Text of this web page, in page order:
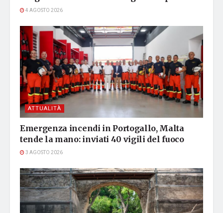
4 AGOSTO 2026
ATTUALITÀ
Emergenza incendi in Portogallo, Malta
tende la mano: inviati 40 vigili del fuoco
3 AGOSTO 2026